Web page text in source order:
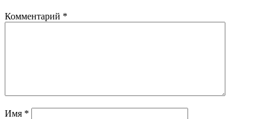
Комментарий *
Имя *